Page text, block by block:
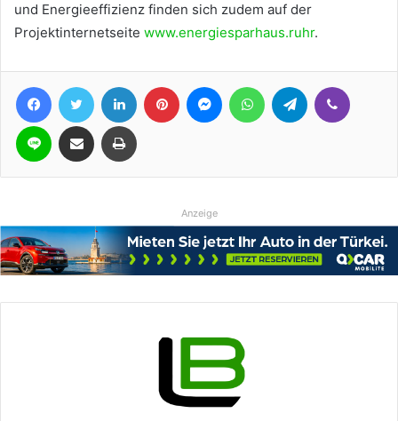
und Energieeffizienz finden sich zudem auf der
Projektinternetseite www.energiesparhaus.ruhr.
FacebookTwitter LinkedIn Pinterest MessengerWhatsAppTelegram
Line Teile per E-Mail Drucken
Anzeige